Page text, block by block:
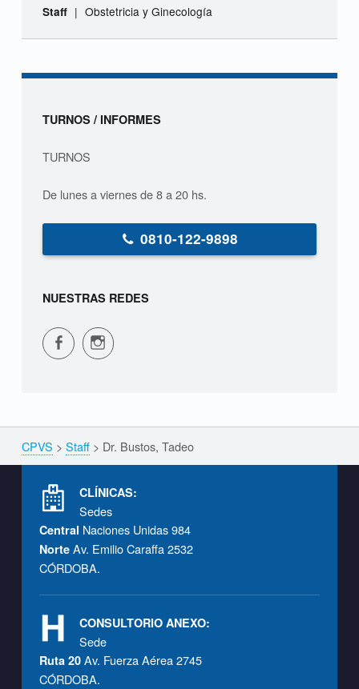
T
Staff | Obstetricia y Ginecología
Sidebar
TURNOS / INFORMES
TURNOS
De lunes a viernes de 8 a 20 hs.
0810-122-9898
NUESTRAS REDES
CPVS en Facebook CPVS en Instagram
Breadcrumbs navigation
CPVS > Staff> Dr. Bustos, Tadeo
CLÍNICAS:
Sedes
Central Naciones Unidas 984
Norte Av. Emilio Caraffa 2532
CÓRDOBA.
CONSULTORIO ANEXO:
Sede
Ruta 20Av. Fuerza Aérea 2745
CÓRDOBA.